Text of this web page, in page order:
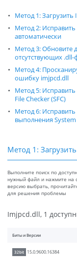
Метод 1: Загрузить
Метод 2:
автоматически
Метод 3: Обновите
отсутствующих .dll-
Метод 4:
ошибку imjpcd.dll
Метод 5:
File Checker (SFC)
Метод 6:
выполнения
Метод 1:
Выполните поиск по
нужный файл и нажмите на
версию выбрать,
для решения проблемы
Imjpcd.dll, 1
Биты и Версии
32bit 15.0.9600.16384